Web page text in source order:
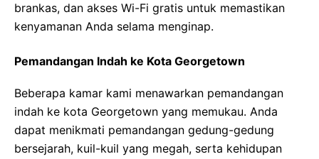
brankas, dan akses Wi-Fi gratis untuk memastikan
kenyamanan Anda selama menginap.
Pemandangan Indah ke Kota Georgetown
Beberapa kamar kami menawarkan pemandangan
indah ke kota Georgetown yang memukau. Anda
dapat menikmati pemandangan gedung-gedung
bersejarah, kuil-kuil yang megah, serta kehidupan